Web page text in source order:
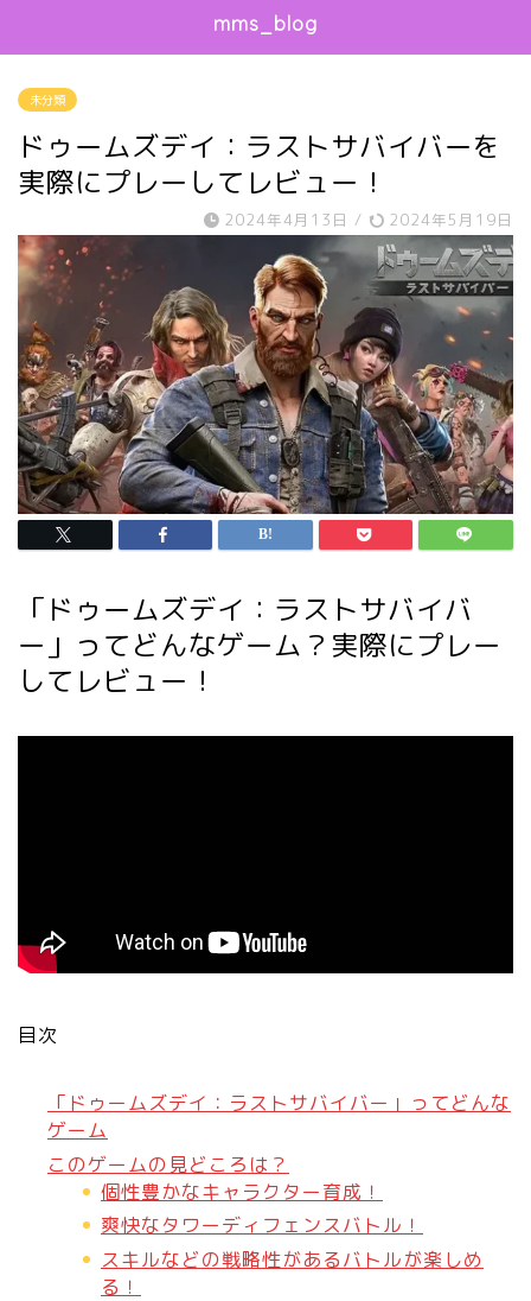
mms_blog
未分類
ドゥームズデイ：ラストサバイバーを
実際にプレーしてレビュー！
2024年4月13日 / 2024年5月19日
「ドゥームズデイ：ラストサバイバ
ー」ってどんなゲーム？実際にプレー
してレビュー！
目次
「ドゥームズデイ：ラストサバイバー」ってどんな
ゲーム
このゲームの見どころは？
個性豊かなキャラクター育成！
爽快なタワーディフェンスバトル！
スキルなどの戦略性があるバトルが楽しめ
る！